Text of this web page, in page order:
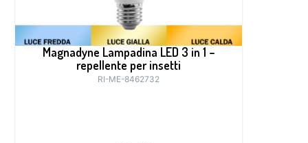
Magnadyne Lampadina LED 3 in 1 –
repellente per insetti
RI-ME-8462732